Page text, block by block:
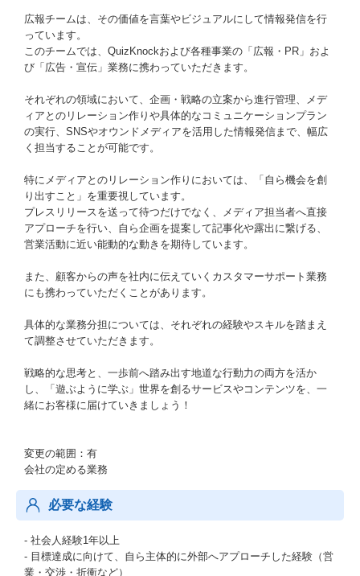
広報チームは、その価値を言葉やビジュアルにして情報発信を行
っています。
このチームでは、QuizKnockおよび各種事業の「広報・PR」およ
び「広告・宣伝」業務に携わっていただきます。
それぞれの領域において、企画・戦略の立案から進行管理、メデ
ィアとのリレーション作りや具体的なコミュニケーションプラン
の実行、SNSやオウンドメディアを活用した情報発信まで、幅広
く担当することが可能です。
特にメディアとのリレーション作りにおいては、「自ら機会を創
り出すこと」を重要視しています。
プレスリリースを送って待つだけでなく、メディア担当者へ直接
アプローチを行い、自ら企画を提案して記事化や露出に繋げる、
営業活動に近い能動的な動きを期待しています。
また、顧客からの声を社内に伝えていくカスタマーサポート業務
にも携わっていただくことがあります。
具体的な業務分担については、それぞれの経験やスキルを踏まえ
て調整させていただきます。
戦略的な思考と、一歩前へ踏み出す地道な行動力の両方を活か
し、「遊ぶように学ぶ」世界を創るサービスやコンテンツを、一
緒にお客様に届けていきましょう！
変更の範囲：有
会社の定める業務
必要な経験
- 社会人経験1年以上
- 目標達成に向けて、自ら主体的に外部へアプローチした経験（営
業・交渉・折衝など）